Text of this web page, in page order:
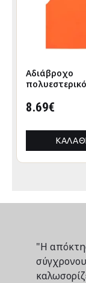
Αδιάβροχο
σκηνοθέτη σε
56x44x80εκ.
8.69€
ΚΑΛΆΘΙ
"Η